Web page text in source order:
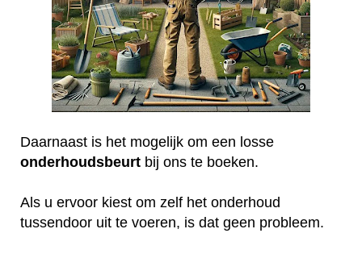
Daarnaast is het mogelijk om een losse
onderhoudsbeurt bij ons te boeken.
Als u ervoor kiest om zelf het onderhoud
tussendoor uit te voeren, is dat geen probleem.